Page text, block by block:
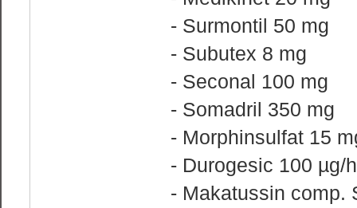
- Surmontil 50 mg
- Subutex 8 mg
- Seconal 100 mg
- Somadril 350 mg
- Morphinsulfat 15
- Durogesic 100 µg/h
- Makatussin comp.